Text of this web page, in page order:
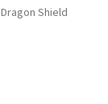
Dragon Shield